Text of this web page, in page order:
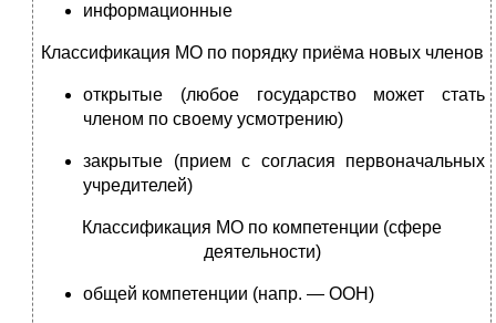
информационные
Классификация МО по порядку приёма новых членов
открытые (любое государство может стать
членом по своему усмотрению)
закрытые (прием с согласия первоначальных
учредителей)
Классификация МО по компетенции (сфере
деятельности)
общей компетенции (напр. — ООН)